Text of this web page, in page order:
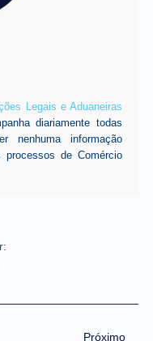
Legais e Aduaneiras
diariamente todas
nenhuma informação
processos de Comércio
Próximo